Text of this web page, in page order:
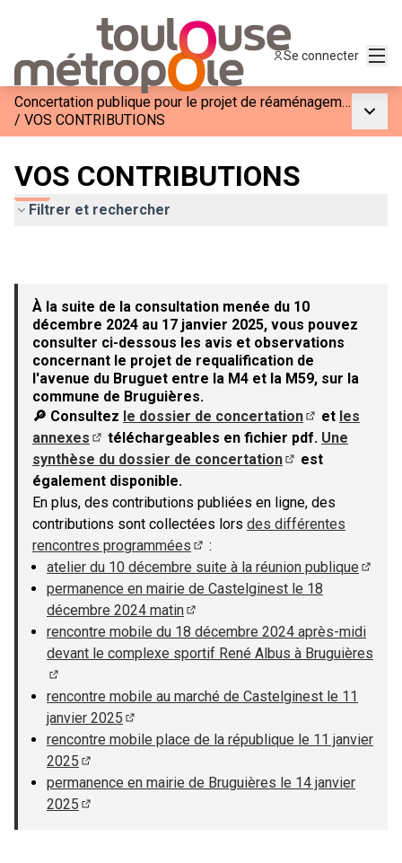
Se connecter
Concertation publique pour le projet de réaménagement de l&#39;Avenue du Bruguet entre la M4 et la M59
/ VOS CONTRIBUTIONS
VOS CONTRIBUTIONS
Filtrer et rechercher
À la suite de la consultation menée du 10
décembre 2024 au 17 janvier 2025, vous pouvez
consulter ci-dessous les avis et observations
concernant le projet de requalification de
l'avenue du Bruguet entre la M4 et la M59, sur la
commune de Bruguières.
🔎 Consultez le dossier de concertation
(S'ouvre dans
et les
annexes
(S'ouvre dans un nouvel onglet)
téléchargeables en fichier pdf. Une
synthèse du dossier de concertation
est
également disponible.
En plus, des contributions publiées en ligne, des
contributions sont collectées lors des différentes
rencontres programmées
(S'ouvre dans un nouvel onglet)
:
atelier du 10 décembre suite à la réunion publique
permanence en mairie de Castelginest le 18
décembre 2024 matin
(S'ouvre dans un nouvel onglet)
rencontre mobile du 18 décembre 2024 après-midi
devant le complexe sportif René Albus à Bruguières
(S'ouvre dans un nouvel onglet)
rencontre mobile au marché de Castelginest le 11
janvier 2025
(S'ouvre dans un nouvel onglet)
rencontre mobile place de la république le 11 janvier
2025
(S'ouvre dans un nouvel onglet)
permanence en mairie de Bruguières le 14 janvier
2025